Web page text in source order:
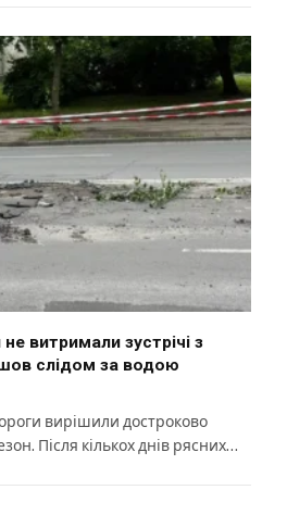
витримали зустрічі з
слідом за водою
вирішили достроково
Після кількох днів рясних…